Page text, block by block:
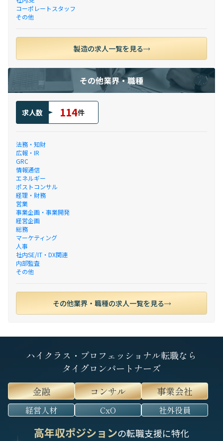
コーポレートスタッフ
その他
製造の求人一覧を見る
その他業界・職種
求人数 114件
法務・知財
広報・IR
GRC
情報通信
エネルギー
ポストコンサル
経理・財務
営業
事業企画・事業開発
経営企画
総務
マーケティング
人事
社内SE/IT・DX関連
内部監査
その他
その他業界・職種の求人一覧を見る
ハイクラス・プロフェッショナル転職なら
タイグロンパートナーズ
金融
コンサル 事業会社
経営人材 CxO 社外役員
高年収ポジションの転職支援に特化